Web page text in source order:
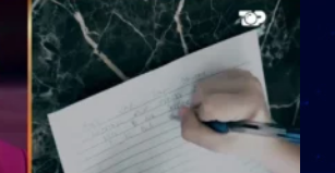
e mëngjesit kur…